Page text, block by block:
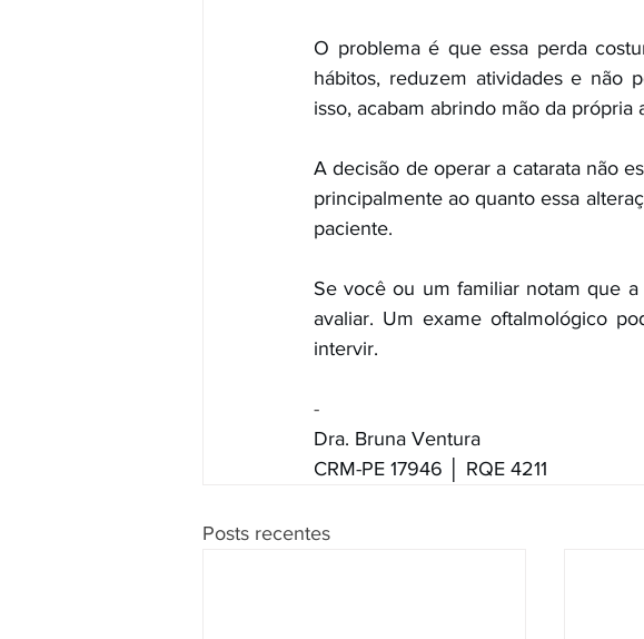
O problema é que essa perda
hábitos, reduzem atividades e não
isso, acabam abrindo mão da própria
A decisão de operar a catarata não
principalmente ao quanto essa
paciente.
Se você ou um familiar notam que
avaliar. Um exame oftalmológico
intervir.
-
Dra. Bruna Ventura
CRM-PE 17946 │ RQE 4211
Posts recentes